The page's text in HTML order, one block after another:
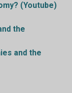
(Youtube)
the
and the